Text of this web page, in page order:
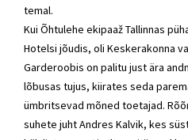
temal.
Kui Õhtulehe ekipaaž Tallinnas
Hotelsi jõudis, oli Keskerakonna
Garderoobis on palitu just ära
lõbusas tujus, kiirates seda
ümbritsevad mõned toetajad.
suhete juht Andres Kalvik, kes